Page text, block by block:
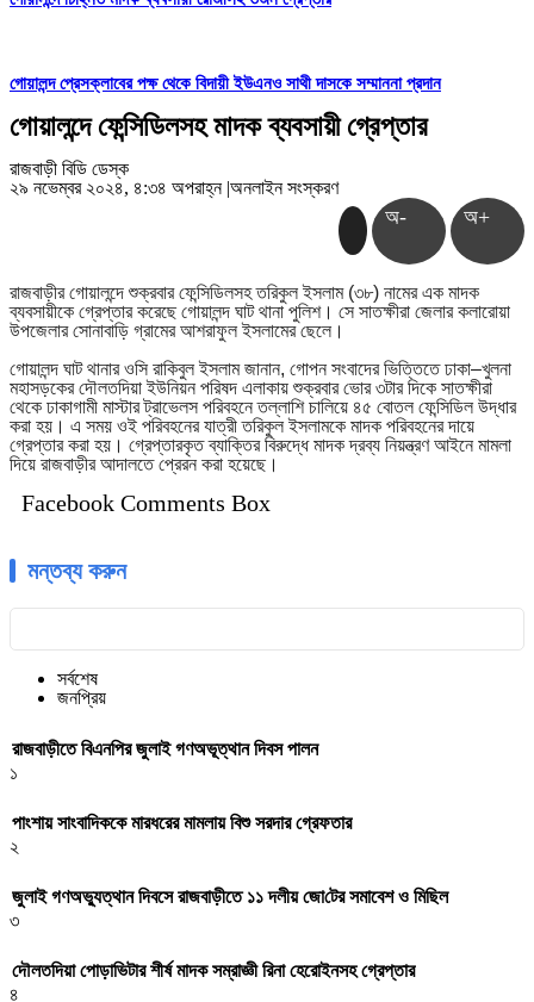
গোয়ালন্দ প্রেসক্লাবের পক্ষ থেকে বিদায়ী ইউএনও সাথী দাসকে সম্মাননা প্রদান
গোয়ালন্দে ফেন্সিডিলসহ মাদক ব্যবসায়ী গ্রেপ্তার
রাজবাড়ী বিডি ডেস্ক
২৯ নভেম্বর ২০২৪, ৪:৩৪ অপরাহ্ন |অনলাইন সংস্করণ
অ- অ+
রাজবাড়ীর গোয়ালন্দে শুক্রবার ফেন্সিডিলসহ তরিকুল ইসলাম(৩৮) নামের এক মাদক
ব্যবসায়ীকে গ্রেপ্তার করেছে গোয়ালন্দ ঘাট থানা পুলিশ। সে সাতক্ষীরা জেলার কলারোয়া
উপজেলার সোনাবাড়ি গ্রামের আশরাফুল ইসলামের ছেলে।
গোয়ালন্দ ঘাট থানার ওসি রাকিবুল ইসলাম জানান, গোপন সংবাদের ভিত্তিতে ঢাকা–খুলনা
মহাসড়কের দৌলতদিয়া ইউনিয়ন পরিষদ এলাকায় শুক্রবার ভোর ৩টার দিকে সাতক্ষীরা
থেকে ঢাকাগামী মাস্টার ট্রাভেলস পরিবহনে তল্লাশি চালিয়ে ৪৫ বোতল ফেন্সিডিল উদ্ধার
করা হয়। এ সময় ওই পরিবহনের যাত্রী তরিকুল ইসলামকে মাদক পরিবহনের দায়ে
গ্রেপ্তার করা হয়। গ্রেপ্তারকৃত ব্যাক্তির বিরুদ্ধে মাদক দ্রব্য নিয়ন্ত্রণ আইনে মামলা
দিয়ে রাজবাড়ীর আদালতে প্রেরন করা হয়েছে।
Facebook Comments Box
মন্তব্য করুন
সর্বশেষ
জনপ্রিয়
রাজবাড়ীতে বিএন‌পির জুলাই গণঅভূত্থান দিবস পালন
১
পাংশায় সাংবাদিককে মারধরের মামলায় বিশু সরদার গ্রেফতার
২
জুলাই গণঅভ্যুত্থান দিবসে রাজবাড়ীতে ১১ দলীয় জো‌টের সমাবেশ ও মি‌ছিল
৩
দৌলতদিয়া পোড়াভিটার শীর্ষ মাদক সম্রাজ্ঞী রিনা হেরোইনসহ গ্রেপ্তার
৪